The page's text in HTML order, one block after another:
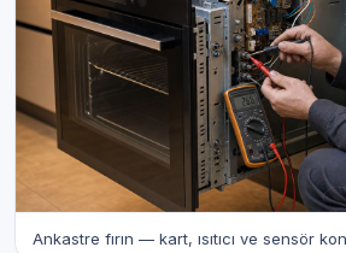
Ankastre fırın — kart, ısıtıcı ve sensör